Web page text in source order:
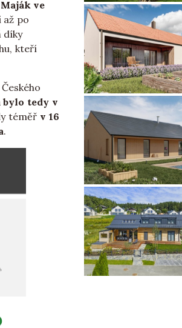
ve
až po
díky
kteří
bylo tedy v
téměř v 16
.